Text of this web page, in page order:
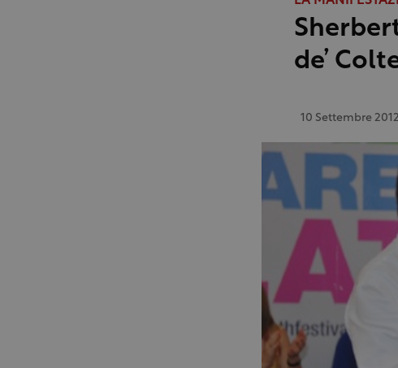
de’
10 Settembre 2012